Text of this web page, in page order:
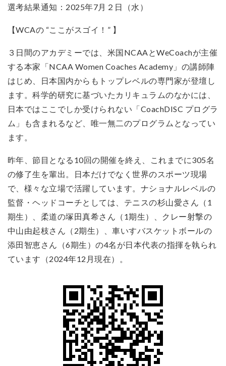
選考結果通知：2025年7月２日（水）
【WCAの “ここがスゴイ！” 】
３日間のアカデミーでは、米国NCAAとWeCoachが主催
する本家「NCAA Women Coaches Academy」の講師陣
はじめ、日本国内からもトップレベルの専門家が登壇し
ます。科学的研究に基づいたカリキュラムのなかには、
日本ではここでしか受けられない「CoachDISC プログラ
ム」も含まれるなど、唯一無二のプログラムとなってい
ます。
昨年、節目となる10回の開催を終え、これまでに305名
の修了生を輩出。日本だけでなく世界のスポーツ現場
で、様々な立場で活躍しています。ナショナルレベルの
監督・ヘッドコーチとしては、テニスの杉山愛さん（1
期生）、柔道の塚田真希さん（1期生）、クレー射撃の
中山由起枝さん（2期生）、車いすバスケットボールの
添田智恵さん（6期生）の4名が日本代表の指揮を執られ
ています（2024年12月現在）。